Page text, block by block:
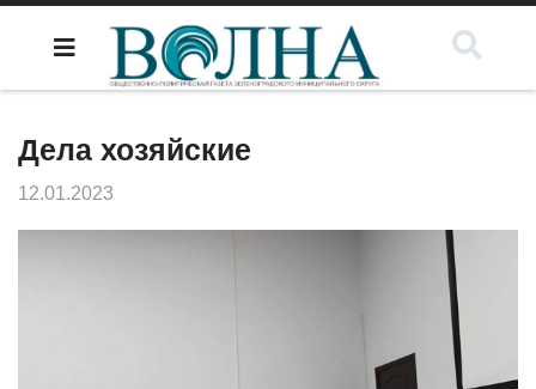
Дела хозяйские
12.01.2023